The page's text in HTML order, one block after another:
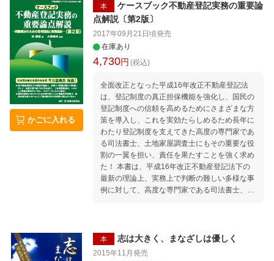
かごに入れる
本
ケースブック不動産登記実務の重要論
点解説〔第2版〕
2017年09月21日頃発売
在庫あり
4,730円 (税込)
全面改正となった平成16年改正不動産登記法
は、登記制度の真正担保機能を強化し、国民の
登記制度への信頼を高めるためにさまざまな方
策を導入し、これを実効たらしめるため長年に
わたり登記制度を支えてきた高度の専門家であ
る司法書士、土地家屋調査士にもその重要な役
割の一翼を担い、責任を果たすことを強く求め
た！ 本書は、平成16年改正不動産登記法下の
最新の理論上、実務上で判断の難しい多様な事
例に対して、高度な専門家である司法書士、土
としての理論的思考能力、実務的解決能力をい
かにして磨き、揺るぎなき地位と有用性を高め
本 志は大きく、まなざしは優しく
2015年11月 発売